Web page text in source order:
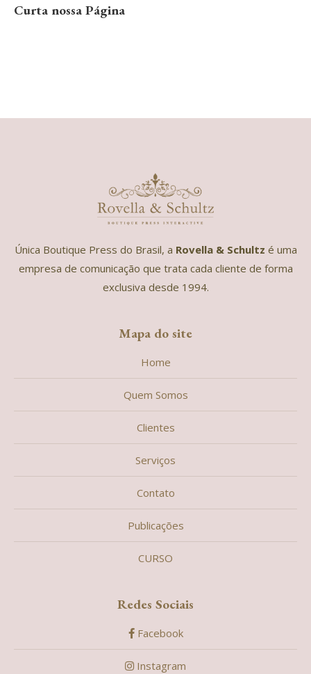
Curta nossa Página
Única Boutique Press do Brasil, a Rovella & Schultz é uma
empresa de comunicação que trata cada cliente de forma
exclusiva desde 1994.
Mapa do site
Home
Quem Somos
Clientes
Serviços
Contato
Publicações
CURSO
Redes Sociais
Facebook
Instagram